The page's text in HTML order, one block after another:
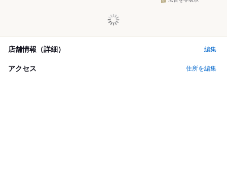
店舗情報（詳細） 編集
アクセス 住所を編集